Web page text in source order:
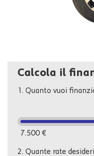
Calcola il
1. Quanto vuoi
7.500 €
2. Quante rate desideri